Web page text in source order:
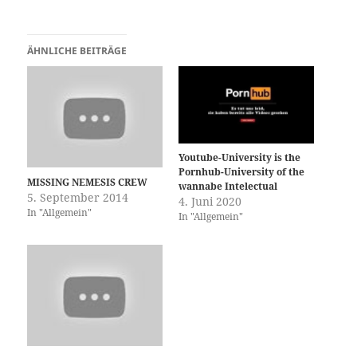
ÄHNLICHE BEITRÄGE
MISSING NEMESIS CREW
5. September 2014
In "Allgemein"
Youtube-University is the
Pornhub-University of the
wannabe Intelectual
4. Juni 2020
In "Allgemein"